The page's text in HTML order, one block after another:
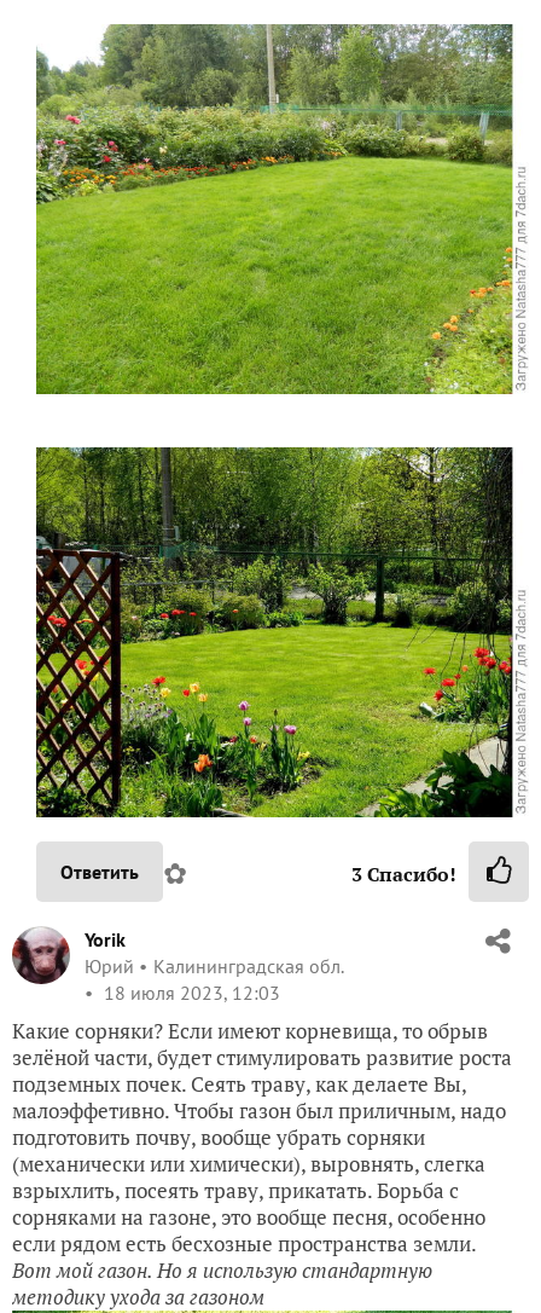
Ответить ✿ 3Спасибо!
Yorik
Юрий
Калининградская обл.
18 июля 2023, 12:03
Какие сорняки? Если имеют корневища, то обрыв
зелёной части, будет стимулировать развитие роста
подземных почек. Сеять траву, как делаете Вы,
малоэффетивно. Чтобы газон был приличным, надо
подготовить почву, вообще убрать сорняки
(механически или химически), выровнять, слегка
взрыхлить, посеять траву, прикатать. Борьба с
сорняками на газоне, это вообще песня, особенно
если рядом есть бесхозные пространства земли.
Вот мой газон. Но я использую стандартную
методику ухода за газоном